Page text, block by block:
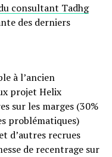
consultant Tadhg
des derniers
à l’ancien
projet Helix
sur les marges (30%
problématiques)
d’autres recrues
de recentrage sur